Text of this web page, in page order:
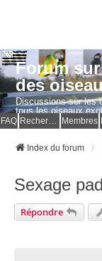
Forum
des
Discussions sur les
tous les oiseaux
Questions, photos,
FAQ Membres
Index du forum
Sexage
Répondre